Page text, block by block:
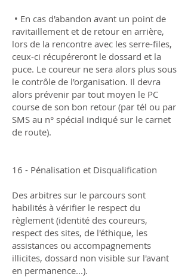
• En cas d'abandon avant un point de
ravitaillement et de retour en arrière,
lors de la rencontre avec les serre-files,
ceux-ci récupéreront le dossard et la
puce. Le coureur ne sera alors plus sous
le contrôle de l'organisation. Il devra
alors prévenir par tout moyen le PC
course de son bon retour (par tél ou par
SMS au n° spécial indiqué sur le carnet
de route).
16 - Pénalisation et Disqualification
Des arbitres sur le parcours sont
habilités à vérifier le respect du
règlement (identité des coureurs,
respect des sites, de l'éthique, les
assistances ou accompagnements
illicites, dossard non visible sur l'avant
en permanence...).